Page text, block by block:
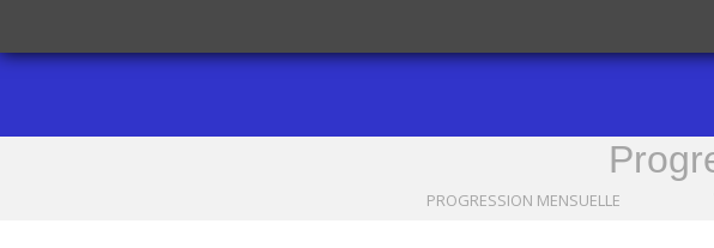
PROGRESSION MENSUELLE